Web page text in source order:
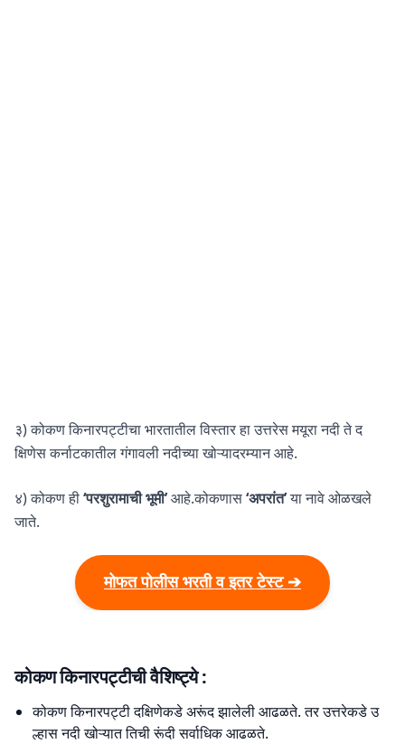
३) कोकण किनारपट्टीचा भारतातील विस्तार हा उत्तरेस मयूरा नदी ते द
क्षिणेस कर्नाटकातील गंगावली नदीच्या खोऱ्यादरम्यान आहे.
४) कोकण ही‘परशुरामाची भूमी’आहे.कोकणास‘अपरांत’या नावे ओळखले
जाते.
मोफत पोलीस भरती व इतर टेस्ट ➔
कोकण किनारपट्टीची वैशिष्ट्ये :
कोकण किनारपट्टी दक्षिणेकडे अरूंद झालेली आढळते. तर उत्तरेकडे उ
ल्हास नदी खोऱ्यात तिची रूंदी सर्वाधिक आढळते.